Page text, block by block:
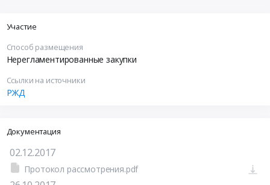
Участие
Способ размещения
Нерегламентированные закупки
Ссылки на источники
РЖД
Документация
02.12.2017
Протокол рассмотрения.pdf